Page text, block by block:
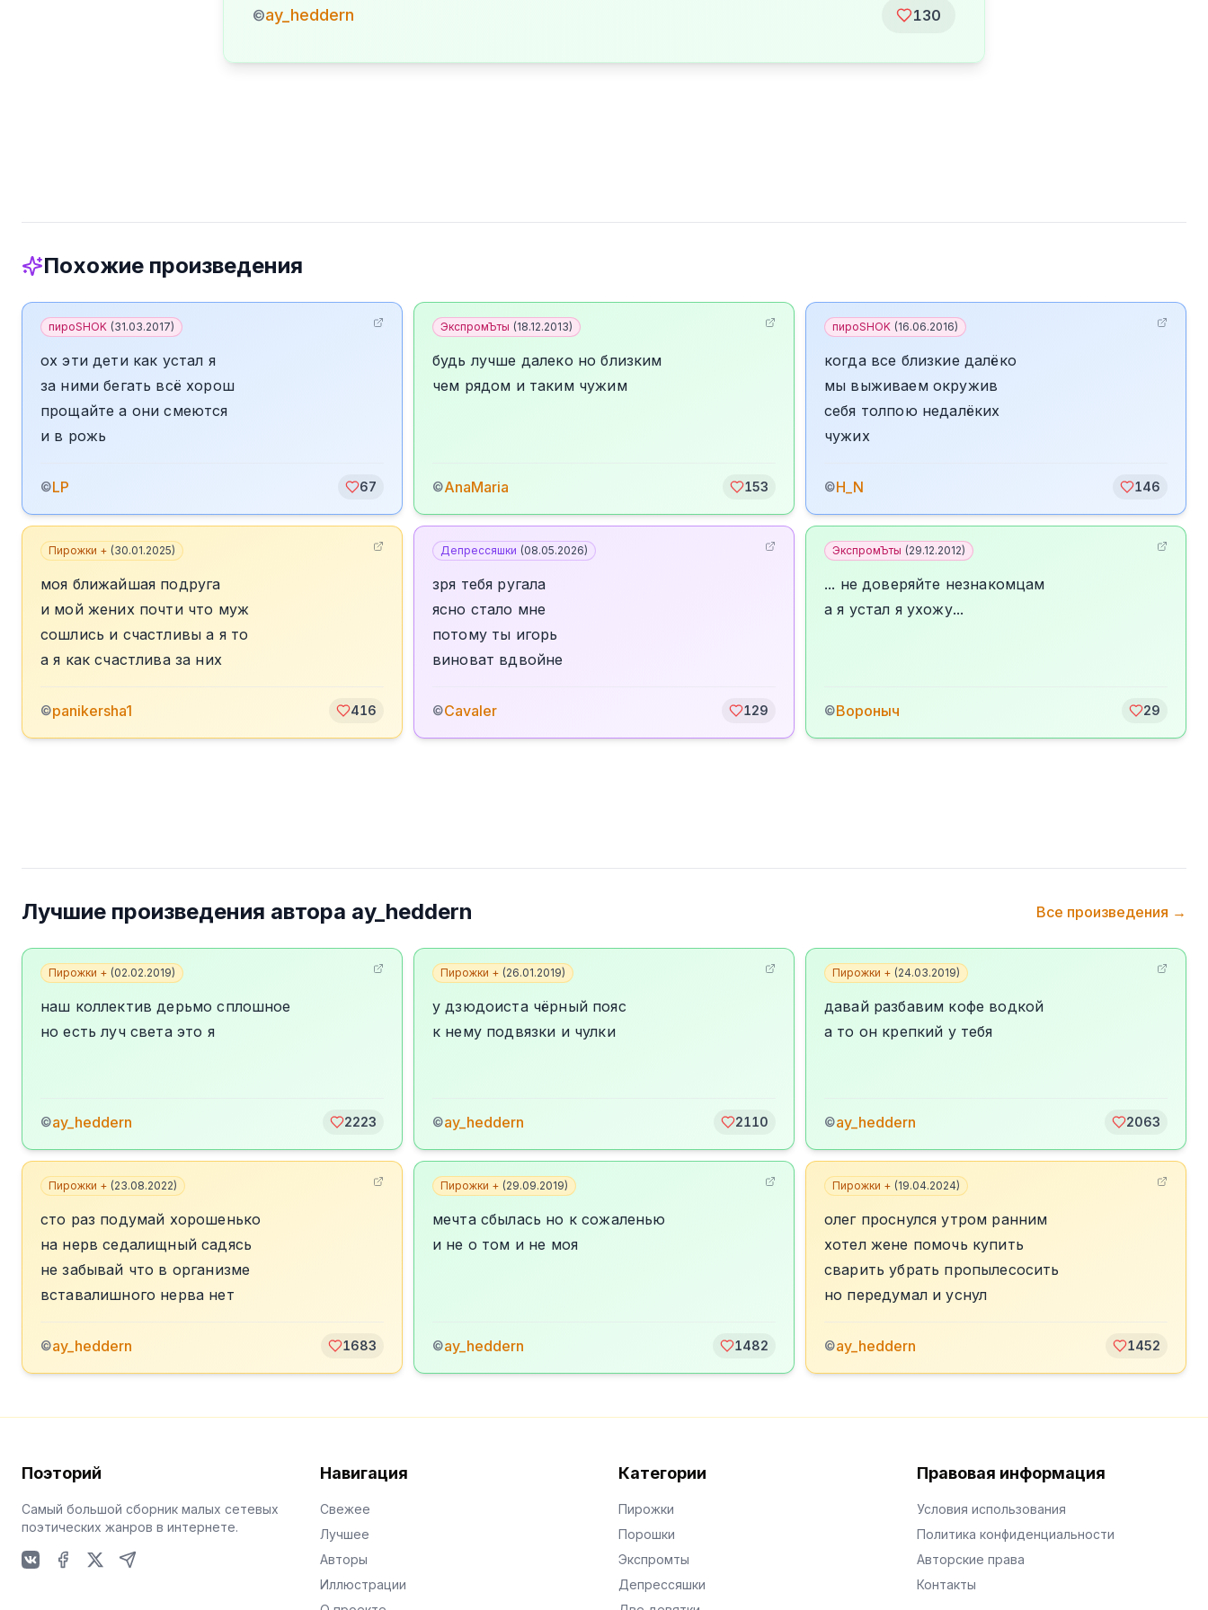
©ay_heddern 130
Похожие произведения
пироSHOK (31.03.2017)
ох эти дети как устал я
за ними бегать всё хорош
прощайте а они смеются
и в рожь
©LP 67
ЭкспромЪты (18.12.2013)
будь лучше далеко но близким
чем рядом и таким чужим
©AnaMaria 153
пироSHOK (16.06.2016)
когда все близкие далёко
мы выживаем окружив
себя толпою недалёких
чужих
©H_N 146
Пирожки + (30.01.2025)
моя ближайшая подруга
и мой жених почти что муж
сошлись и счастливы а я то
а я как счастлива за них
©panikersha1 416
Депрессяшки (08.05.2026)
зря тебя ругала
ясно стало мне
потому ты игорь
виноват вдвойне
©Cavaler 129
ЭкспромЪты (29.12.2012)
... не доверяйте незнакомцам
а я устал я ухожу...
©Вороныч 29
Лучшие произведения автора ay_heddern Все произведения →
Пирожки + (02.02.2019)
наш коллектив дерьмо сплошное
но есть луч света это я
©ay_heddern 2223
Пирожки + (26.01.2019)
у дзюдоиста чёрный пояс
к нему подвязки и чулки
©ay_heddern 2110
Пирожки + (24.03.2019)
давай разбавим кофе водкой
а то он крепкий у тебя
©ay_heddern 2063
Пирожки + (23.08.2022)
сто раз подумай хорошенько
на нерв седалищный садясь
не забывай что в организме
вставалишного нерва нет
©ay_heddern 1683
Пирожки + (29.09.2019)
мечта сбылась но к сожаленью
и не о том и не моя
©ay_heddern 1482
Пирожки + (19.04.2024)
олег проснулся утром ранним
хотел жене помочь купить
сварить убрать пропылесосить
но передумал и уснул
©ay_heddern 1452
Поэторий
Самый большой сборник малых сетевых
поэтических жанров в интернете.
Навигация
Свежее
Лучшее
Авторы
Иллюстрации
Категории
Пирожки
Порошки
Экспромты
Депрессяшки
Правовая информация
Условия использования
Политика конфиденциальности
Авторские права
Контакты